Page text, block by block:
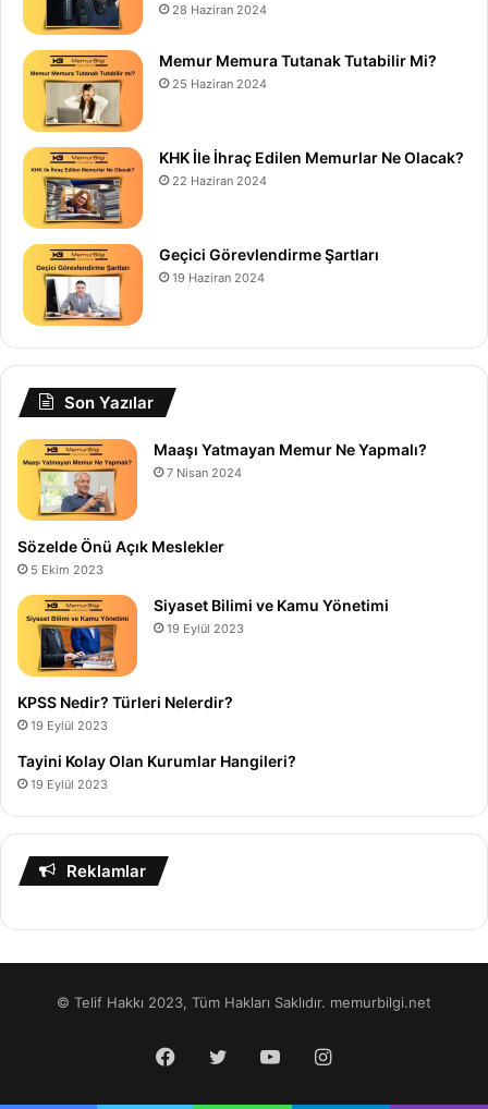
28 Haziran 2024
Memur Memura Tutanak Tutabilir Mi?
25 Haziran 2024
KHK İle İhraç Edilen Memurlar Ne Olacak?
22 Haziran 2024
Geçici Görevlendirme Şartları
19 Haziran 2024
Son Yazılar
Maaşı Yatmayan Memur Ne Yapmalı?
7 Nisan 2024
Sözelde Önü Açık Meslekler
5 Ekim 2023
Siyaset Bilimi ve Kamu Yönetimi
19 Eylül 2023
KPSS Nedir? Türleri Nelerdir?
19 Eylül 2023
Tayini Kolay Olan Kurumlar Hangileri?
19 Eylül 2023
Reklamlar
© Telif Hakkı 2023, Tüm Hakları Saklıdır. memurbilgi.net
Facebook
TwitterYouTubeInstagram